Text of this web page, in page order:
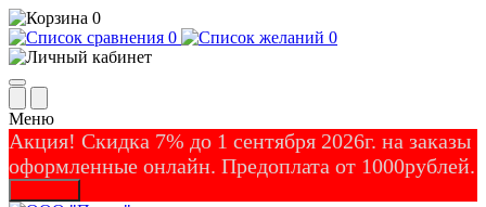
0
0
0
Меню
Акция! Скидка 7% до 1 сентября 2026г. на заказы
оформленные онлайн. Предоплата от 1000рублей.